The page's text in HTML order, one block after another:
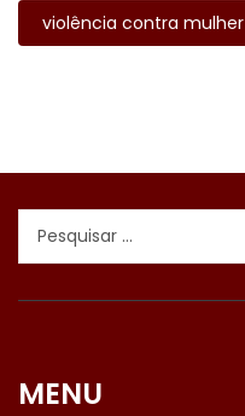
violência contra mulher
Pesquisar
MENU